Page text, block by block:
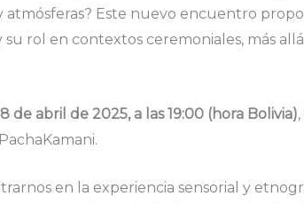
atmósferas? Este nuevo encuentro
rol en contextos ceremoniales, más
de abril de 2025, a las 19:00 (hora Bolivia)
en la experiencia sensorial y